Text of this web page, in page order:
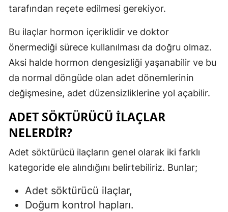
tarafından reçete edilmesi gerekiyor.
Bu ilaçlar hormon içeriklidir ve doktor
önermediği sürece kullanılması da doğru olmaz.
Aksi halde hormon dengesizliği yaşanabilir ve bu
da normal döngüde olan adet dönemlerinin
değişmesine, adet düzensizliklerine yol açabilir.
ADET SÖKTÜRÜCÜ İLAÇLAR
NELERDIR?
Adet söktürücü ilaçların genel olarak iki farklı
kategoride ele alındığını belirtebiliriz. Bunlar;
Adet söktürücü ilaçlar,
Doğum kontrol hapları.